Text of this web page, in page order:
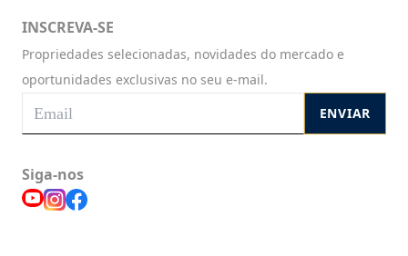
INSCREVA-SE
Propriedades selecionadas, novidades do mercado e
oportunidades exclusivas no seu e-mail.
ENVIAR
Siga-nos